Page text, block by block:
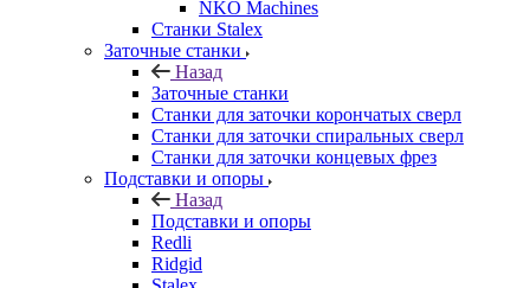
NKO Machines
Станки Stalex
Заточные станки
Назад
Заточные станки
Станки для заточки корончатых сверл
Станки для заточки спиральных сверл
Станки для заточки концевых фрез
Подставки и опоры
Назад
Подставки и опоры
Redli
Ridgid